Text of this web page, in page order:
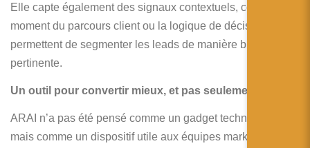
Elle capte également des signaux contextuels, comme le
moment du parcours client ou la logique de décision, qui
permettent de segmenter les leads de manière bien plus
pertinente.
Un outil pour convertir mieux, et pas seulement plus
ARAI n’a pas été pensé comme un gadget technologique,
mais comme un dispositif utile aux équipes marketing,